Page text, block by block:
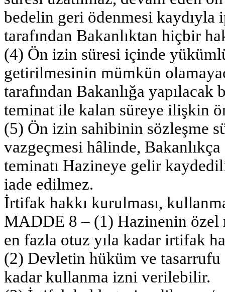
bedelin geri ödenmesi
tarafından Bakanlıktan hiçbir
(4) Ön izin süresi içinde
getirilmesinin mümkün
tarafından Bakanlığa
teminat ile kalan süreye ilişkin
(5) Ön izin sahibinin sözleşme
vazgeçmesi hâlinde,
teminatı Hazineye gelir
iade edilmez.
İrtifak hakkı kurulması,
MADDE 8 – (1) Hazinenin özel
en fazla otuz yıla kadar irtifak
(2) Devletin hüküm ve tasarrufu
kadar kullanma izni verilebilir.